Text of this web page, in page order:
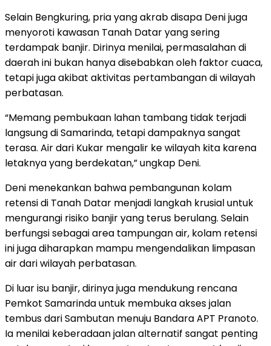
Selain Bengkuring, pria yang akrab disapa Deni juga
menyoroti kawasan Tanah Datar yang sering
terdampak banjir. Dirinya menilai, permasalahan di
daerah ini bukan hanya disebabkan oleh faktor cuaca,
tetapi juga akibat aktivitas pertambangan di wilayah
perbatasan.
“Memang pembukaan lahan tambang tidak terjadi
langsung di Samarinda, tetapi dampaknya sangat
terasa. Air dari Kukar mengalir ke wilayah kita karena
letaknya yang berdekatan,” ungkap Deni.
Deni menekankan bahwa pembangunan kolam
retensi di Tanah Datar menjadi langkah krusial untuk
mengurangi risiko banjir yang terus berulang. Selain
berfungsi sebagai area tampungan air, kolam retensi
ini juga diharapkan mampu mengendalikan limpasan
air dari wilayah perbatasan.
Di luar isu banjir, dirinya juga mendukung rencana
Pemkot Samarinda untuk membuka akses jalan
tembus dari Sambutan menuju Bandara APT Pranoto.
Ia menilai keberadaan jalan alternatif sangat penting